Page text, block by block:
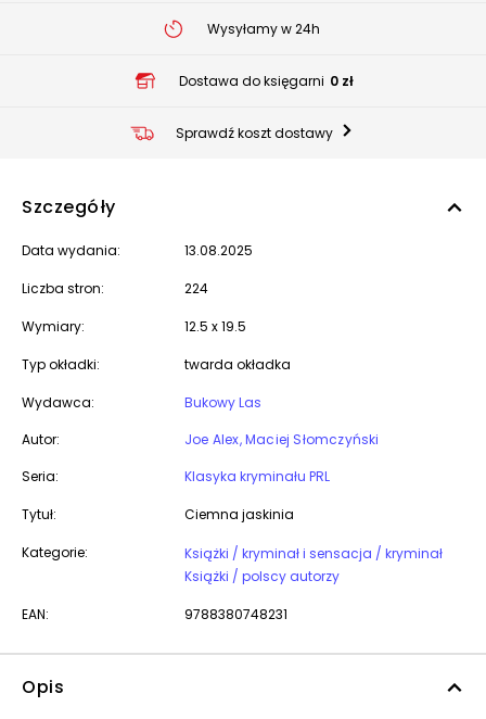
Wysyłamy w 24h
Dostawa do księgarni 0 zł
Sprawdź koszt dostawy
Szczegóły
Data wydania: 13.08.2025
Liczba stron: 224
Wymiary: 12.5 x 19.5
Typ okładki: twarda okładka
Wydawca:
Bukowy Las
Autor:
Joe Alex, Maciej Słomczyński
Seria:
Klasyka kryminału PRL
Tytuł: Ciemna jaskinia
Kategorie:
Książki / kryminał i sensacja / kryminał
Książki / polscy autorzy
EAN: 9788380748231
Opis